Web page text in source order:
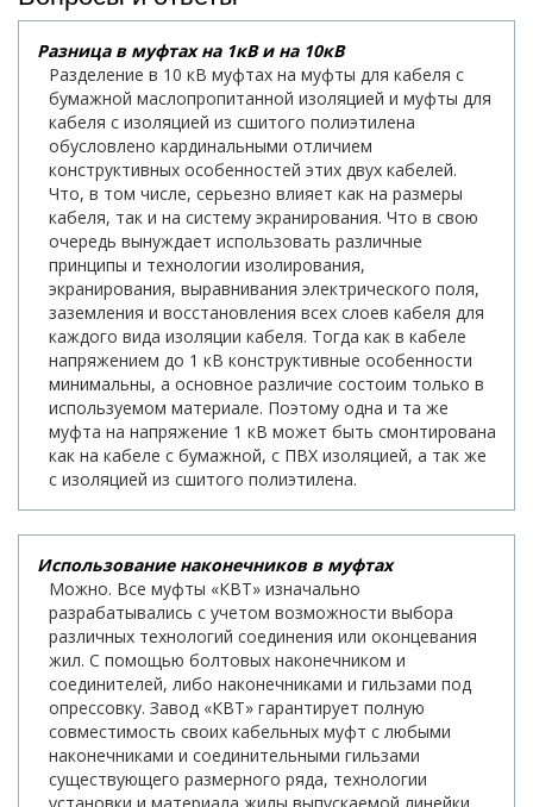
Разница в муфтах на 1кВ и на 10кВ
Разделение в 10 кВ муфтах на муфты для кабеля с
бумажной маслопропитанной изоляцией и муфты для
кабеля с изоляцией из сшитого полиэтилена
обусловлено кардинальными отличием
конструктивных особенностей этих двух кабелей.
Что, в том числе, серьезно влияет как на размеры
кабеля, так и на систему экранирования. Что в свою
очередь вынуждает использовать различные
принципы и технологии изолирования,
экранирования, выравнивания электрического поля,
заземления и восстановления всех слоев кабеля для
каждого вида изоляции кабеля. Тогда как в кабеле
напряжением до 1 кВ конструктивные особенности
минимальны, а основное различие состоим только в
используемом материале. Поэтому одна и та же
муфта на напряжение 1 кВ может быть смонтирована
как на кабеле с бумажной, с ПВХ изоляцией, а так же
с изоляцией из сшитого полиэтилена.
Использование наконечников в муфтах
Можно. Все муфты «КВТ» изначально
разрабатывались с учетом возможности выбора
различных технологий соединения или оконцевания
жил. С помощью болтовых наконечником и
соединителей, либо наконечниками и гильзами под
опрессовку. Завод «КВТ» гарантирует полную
совместимость своих кабельных муфт с любыми
наконечниками и соединительными гильзами
существующего размерного ряда, технологии